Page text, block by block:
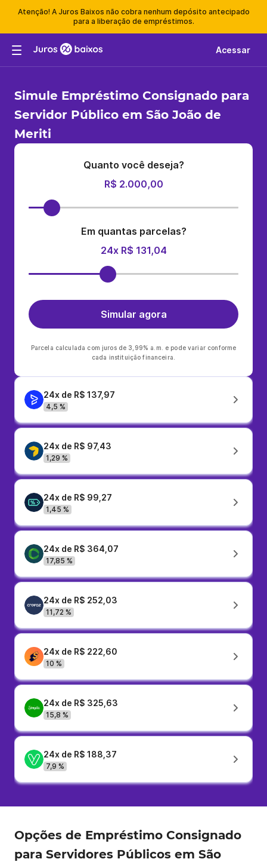
Atenção! A Juros Baixos não cobra nenhum depósito antecipado
para a liberação de empréstimos.
Acessar
Simule Empréstimo Consignado para
Servidor Público em São João de
Meriti
Quanto você deseja?
R$ 2.000,00
Em quantas parcelas?
24x R$ 131,04
Simular agora
Parcela calculada com juros de 3,99% a.m. e pode variar conforme
cada instituição financeira.
24x de R$ 137,97
4,5 %
24x de R$ 97,43
1,29 %
24x de R$ 99,27
1,45 %
24x de R$ 364,07
17,85 %
24x de R$ 252,03
11,72 %
24x de R$ 222,60
10 %
24x de R$ 325,63
15,8 %
24x de R$ 188,37
7,9 %
Opções de Empréstimo Consignado
para Servidores Públicos em São